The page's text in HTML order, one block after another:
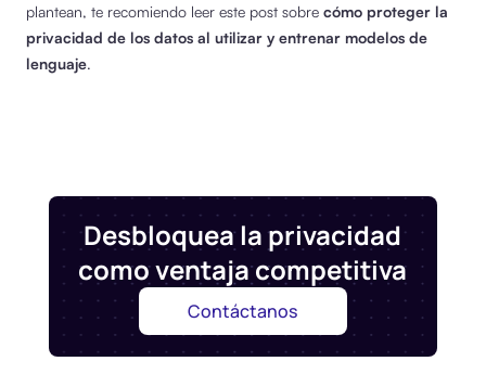
plantean, te recomiendo leer este post sobre cómo proteger la
privacidad de los datos al utilizar y entrenar modelos de
lenguaje.
Desbloquea la privacidad
como ventaja competitiva
Contáctanos